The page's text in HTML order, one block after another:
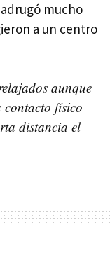
mucho
a un centro
aunque
contacto físico
distancia el